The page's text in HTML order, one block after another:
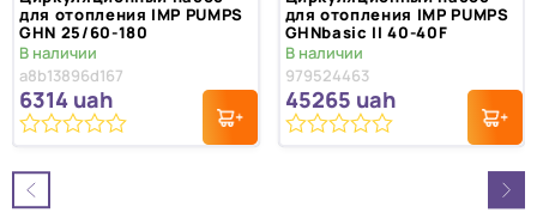
для отопления IMP PUMPS
GHN 25/60-180
В наличии
a8b13896d167
6314 uah
из
5
для отопления IMP PUMPS
GHNbasic II 40-40F
В наличии
979524463
45265 uah